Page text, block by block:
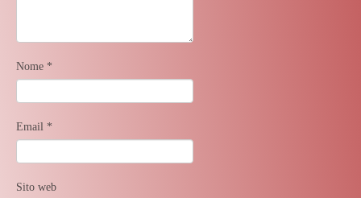
Nome *
Email *
Sito web